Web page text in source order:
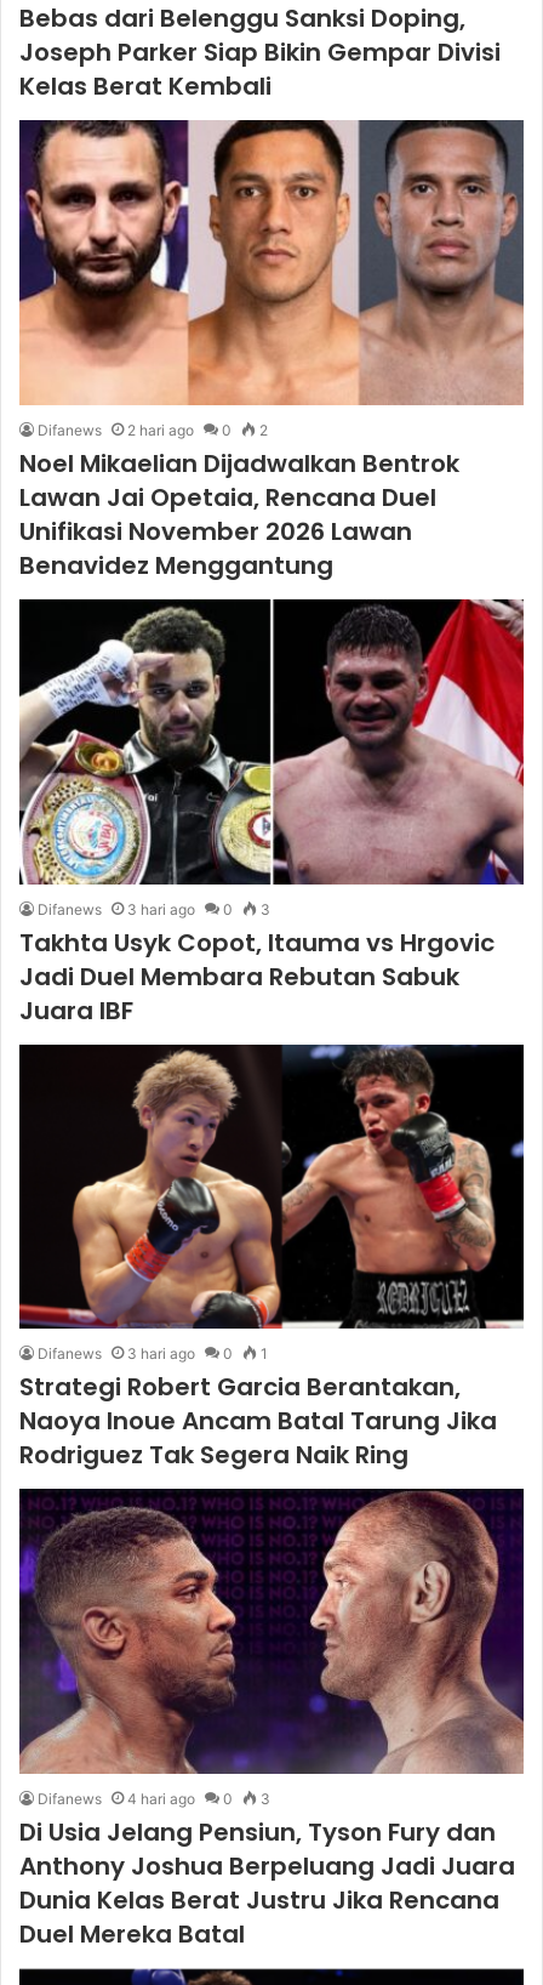
Bebas dari Belenggu Sanksi Doping,
Joseph Parker Siap Bikin Gempar Divisi
Kelas Berat Kembali
Difanews 2 hari ago 0 2
Noel Mikaelian Dijadwalkan Bentrok
Lawan Jai Opetaia, Rencana Duel
Unifikasi November 2026 Lawan
Benavidez Menggantung
Difanews 3 hari ago 0 3
Takhta Usyk Copot, Itauma vs Hrgovic
Jadi Duel Membara Rebutan Sabuk
Juara IBF
Difanews 3 hari ago 0 1
Strategi Robert Garcia Berantakan,
Naoya Inoue Ancam Batal Tarung Jika
Rodriguez Tak Segera Naik Ring
Difanews 4 hari ago 0 3
Di Usia Jelang Pensiun, Tyson Fury dan
Anthony Joshua Berpeluang Jadi Juara
Dunia Kelas Berat Justru Jika Rencana
Duel Mereka Batal